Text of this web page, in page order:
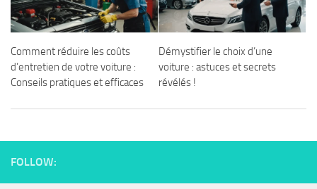
Comment réduire les coûts
d’entretien de votre voiture :
Conseils pratiques et efficaces
Démystifier le choix d’une
voiture : astuces et secrets
révélés !
FOLLOW: